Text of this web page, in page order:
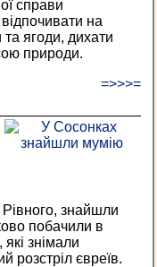
справи
на
та ягоди, дихати
природи.
=>>>=
знайшли
побачили в
знімали
розстріл євреїв.